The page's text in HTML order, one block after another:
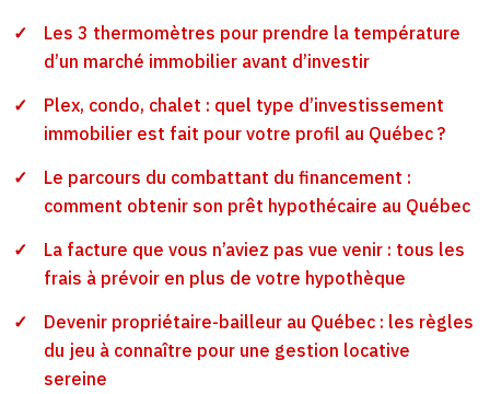
Les 3 thermomètres pour prendre la température
d’un marché immobilier avant d’investir
Plex, condo, chalet : quel type d’investissement
immobilier est fait pour votre profil au Québec ?
Le parcours du combattant du financement :
comment obtenir son prêt hypothécaire au Québec
La facture que vous n’aviez pas vue venir : tous les
frais à prévoir en plus de votre hypothèque
Devenir propriétaire-bailleur au Québec : les règles
du jeu à connaître pour une gestion locative
sereine